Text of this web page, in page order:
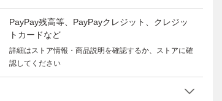
PayPay残高等、PayPayクレジット、クレジッ
トカードなど
詳細はストア情報・商品説明を確認するか、ストアに確
認してください